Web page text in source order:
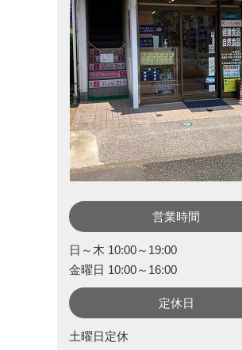
営業時間
日～木 10:00～19:00
金曜日 10:00～16:00
定休日
土曜日定休